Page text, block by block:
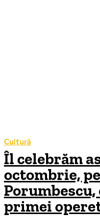
Cultură
Îl celebrăm
octombrie,
primei